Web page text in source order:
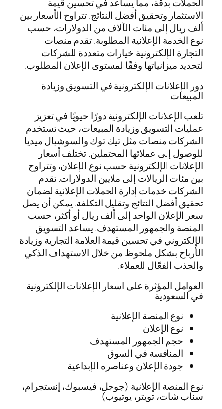
الحملات بدقة، مما يساعد في تحسين قيمة
الاستثمار وتحقيق أفضل النتائج. تتراوح الأسعار بين
ألف ريال إلى مئات الآلاف من الدولارات، حسب
نوع الخدمة الإعلانية المطلوبة. تقدم منصات
التجارة الإلكترونية خيارات متعددة للشركات
لتحديد ميزانياتها وفقًا لمستوى الإعلان المطلوب.
دور الإعلانات الإلكترونية في التسويق وزيادة
المبيعات
تلعب الإعلانات الإلكترونية دورًا حيويًا في تعزيز
عمليات التسويق وزيادة المبيعات، حيث تستخدم
الشركات منصات مثل تيك توك والسوشيال ميديا
للوصول إلى عملائها المحتملين. تختلف أسعار
الإعلانات الإلكترونية حسب نوع الإعلان، وتتراوح
بين مئات الريالات إلى ملايين الدولارات. تقدم
الشركات خدمات إدارة الحملات الإعلانية لضمان
تحقيق أفضل النتائج وتقليل التكلفة. يمكن أن يصل
سعر الإعلان الواحد إلى ألف ريال أو أكثر، حسب
المنصة والجمهور المستهدف. يساعد التسويق
الإلكتروني في تحسين قيمة العلامة التجارية وزيادة
الأرباح بشكل ملحوظ من خلال الاستهداف الذكي
والجذب الفعّال للعملاء.
العوامل المؤثرة على اسعار الإعلانات الإلكترونية
في السعودية
نوع المنصة الإعلانية
نوع الإعلان
حجم الجمهور المستهدف
المنافسة في السوق
جودة الإعلان وعناصره الإبداعية
نوع المنصة الإعلانية (جوجل، فيسبوك، إنستجرام،
سناب شات، تويتر، يوتيوب)